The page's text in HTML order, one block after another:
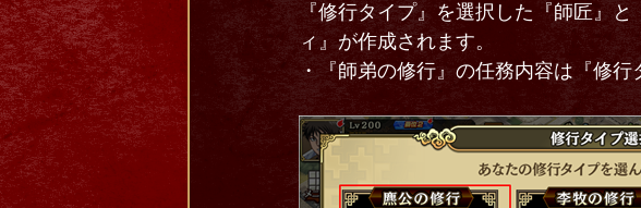
『修行タイプ』を選択した『師匠』
ィ』が作成されます。
・『師弟の修行』の任務内容は『修